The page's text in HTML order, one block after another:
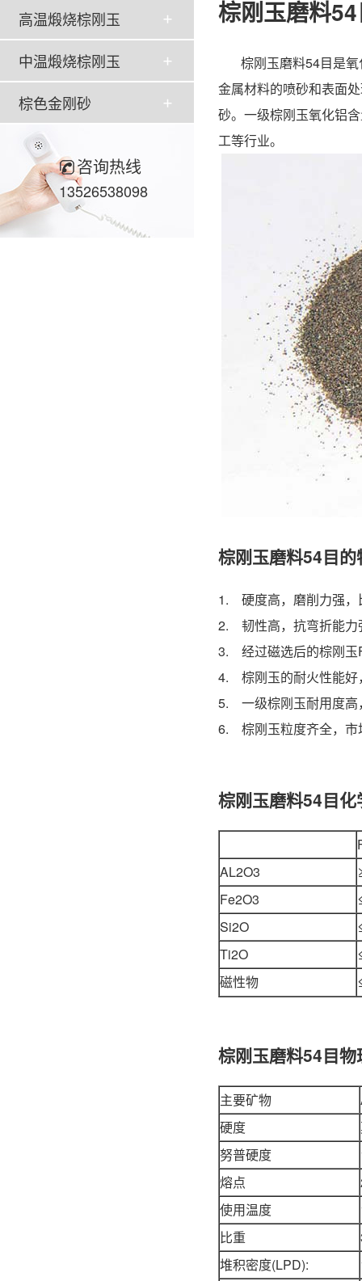
高温煅烧棕刚玉
中温煅烧棕刚玉
棕色金刚砂
咨询热线
13526538098
棕刚玉磨料
棕刚玉磨料54目是
金属材料的喷砂和表面
砂。一级棕刚玉氧化铝
工等行业。
棕刚玉磨料54目的
1. 硬度高，磨削力强，
2. 韧性高，抗弯折能力
3. 经过磁选后的棕刚玉
4. 棕刚玉的耐火性能好
5. 一级棕刚玉耐用度高
6. 棕刚玉粒度齐全，市
棕刚玉磨料54目化
AL2O3
Fe2O3
Si2O
Ti2O
磁性物
棕刚玉磨料54目物
主要矿物
硬度
努普硬度
熔点
使用温度
比重
堆积密度(LPD):